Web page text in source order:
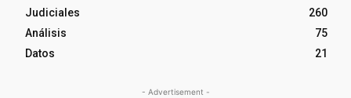
Judiciales
260
Análisis
75
Datos
21
- Advertisement -